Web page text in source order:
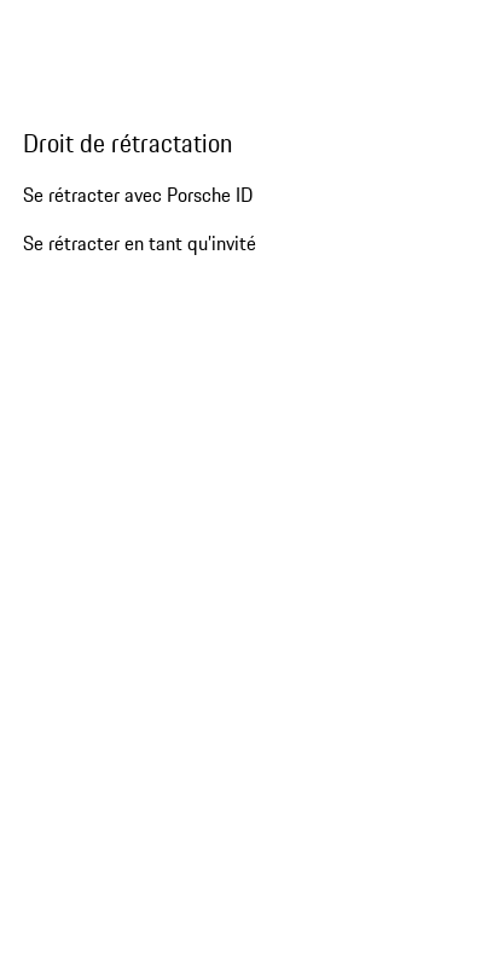
Droit de rétractation
Se rétracter avec Porsche ID
Se rétracter en tant qu’invité